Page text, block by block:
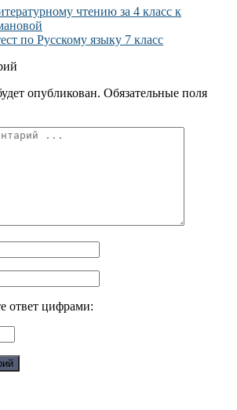
чтению за 4 класс к
по Русскому языку 7 класс
опубликован. Обязательные поля
ответ цифрами: